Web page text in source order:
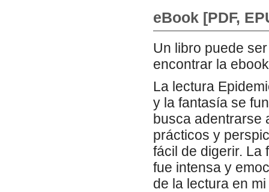
eBook [PDF,
Un libro puede
encontrar la
La lectura
y la fantasía se
busca adentrarse
prácticos y
fácil de digerir. La
fue intensa y
de la lectura en